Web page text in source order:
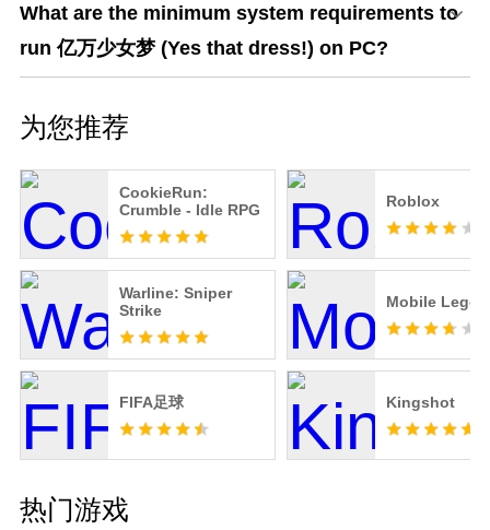
What are the minimum system requirements to
run 亿万少女梦 (Yes that dress!) on PC?
为您推荐
CookieRun:
Crumble - Idle RPG
Roblox
Warline: Sniper
Strike
Mobile
FIFA足球 Kingshot
热门游戏